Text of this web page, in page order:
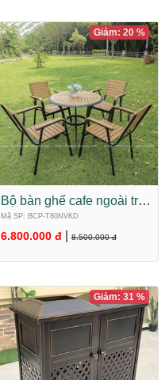
Bộ bàn ghế cafe ngoài trời
Composite BCP-
T80NVKD
Mã SP: BCP-T80NVKD
6.800.000 đ 8.500.000 đ
Giảm: 20 %
Giảm: 31 %